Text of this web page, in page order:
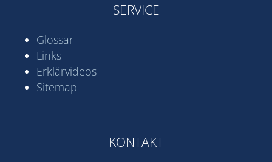
SERVICE
Glossar
Links
Erklärvideos
Sitemap
KONTAKT